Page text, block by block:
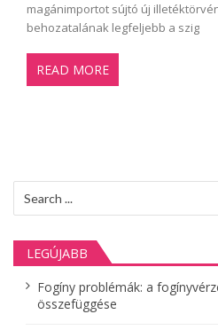
magánimportot sújtó új
behozatalának legfeljebb a szig
READ MORE
for:
LEGÚJABB
Fogíny problémák: a
összefüggése